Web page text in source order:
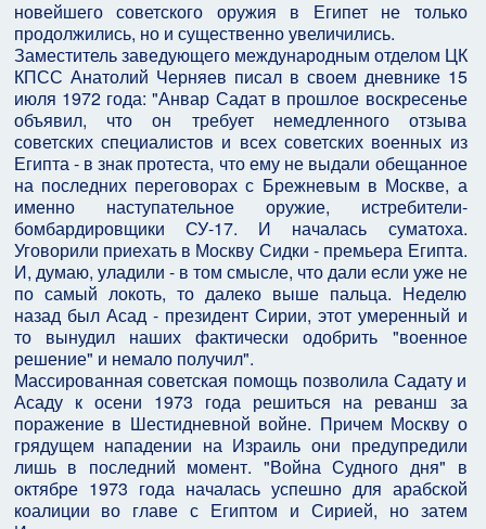
новейшего советского оружия в Египет не только
продолжились, но и существенно увеличились.
Заместитель заведующего международным отделом ЦК
КПСС Анатолий Черняев писал в своем дневнике 15
июля 1972 года: "Анвар Садат в прошлое воскресенье
объявил, что он требует немедленного отзыва
советских специалистов и всех советских военных из
Египта - в знак протеста, что ему не выдали обещанное
на последних переговорах с Брежневым в Москве, а
именно наступательное оружие, истребители-
бомбардировщики СУ-17. И началась суматоха.
Уговорили приехать в Москву Сидки - премьера Египта.
И, думаю, уладили - в том смысле, что дали если уже не
по самый локоть, то далеко выше пальца. Неделю
назад был Асад - президент Сирии, этот умеренный и
то вынудил наших фактически одобрить "военное
решение" и немало получил".
Массированная советская помощь позволила Садату и
Асаду к осени 1973 года решиться на реванш за
поражение в Шестидневной войне. Причем Москву о
грядущем нападении на Израиль они предупредили
лишь в последний момент. "Война Судного дня" в
октябре 1973 года началась успешно для арабской
коалиции во главе с Египтом и Сирией, но затем